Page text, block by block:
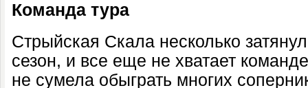
Команда тура
Стрыйская Скала несколько
сезон, и все еще не хватает
не сумела обыграть многих